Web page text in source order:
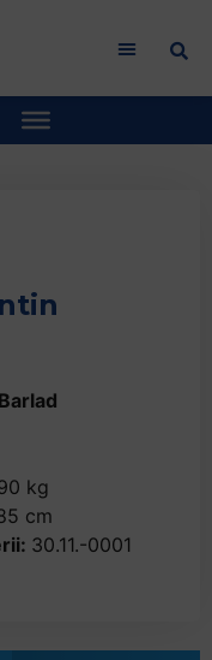
kg
cm
30.11.-0001